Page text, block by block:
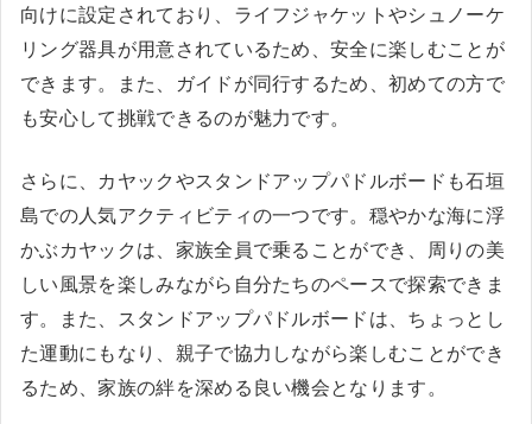
向けに設定されており、ライフジャケットやシュノーケ
リング器具が用意されているため、安全に楽しむことが
できます。また、ガイドが同行するため、初めての方で
も安心して挑戦できるのが魅力です。
さらに、カヤックやスタンドアップパドルボードも石垣
島での人気アクティビティの一つです。穏やかな海に浮
かぶカヤックは、家族全員で乗ることができ、周りの美
しい風景を楽しみながら自分たちのペースで探索できま
す。また、スタンドアップパドルボードは、ちょっとし
た運動にもなり、親子で協力しながら楽しむことができ
るため、家族の絆を深める良い機会となります。